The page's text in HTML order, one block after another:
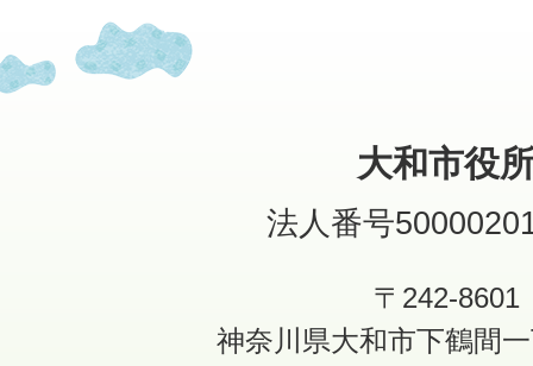
大和市役
法人番号
〒242-8601
神奈川県大和市下鶴間